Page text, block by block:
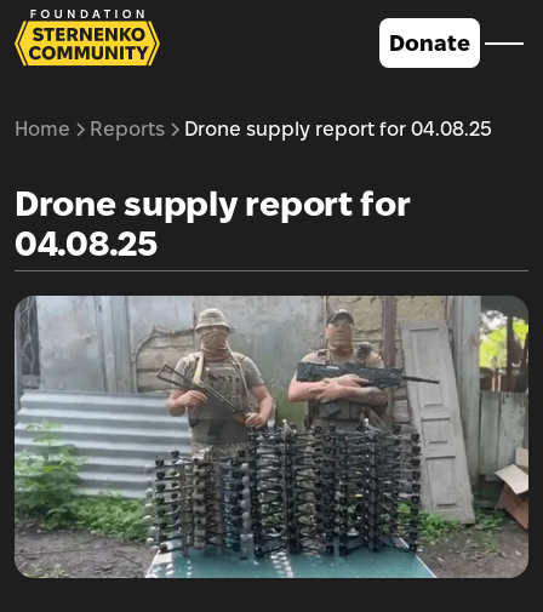
Donate
Home Reports Drone supply report for 04.08.25
Drone supply report for
04.08.25